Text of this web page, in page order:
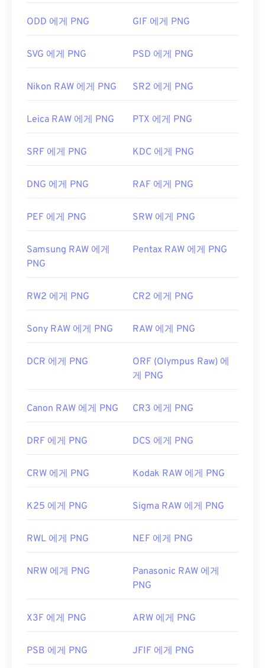
Photoshop을사용하기 전에 WebP 파일을 여는 플러
개발자: Google
WebP 압축에 대한 Google 개발자 문서
WebP 이미지에서 색상을 선택하려면색상 선택기를
일반적으로 PNG 파일은 운영 체제의 기본 이미지 뷰
어에서 열립니다. PNG 파일은 모든 웹 브라우저에서
있는 경우 PNG-JPG PNG-WebP또는PNG-BMP
GIMP 나 Adobe Photoshop 과 같은 대체 프로그램은
PNG 파일을 열고 편집하는 데 유용합니다. PNG 파일
에 추가할 때는 주의해야 합니다. PNG 파일의 흥미로
효과를 적용할 수 있다는 것입니다.
개발자: PNG 개발 그룹
최초 출시:
1996년 10월 1일
유용한 링크:
PNG에 대한 위키 문서
관련 PNG 도구:
세요
ODD 에게 PNG GIF 에게 PNG
SVG 에게 PNG PSD 에게 PNG
Nikon RAW 에게 PNG SR2 에게 PNG
Leica RAW 에게 PNG PTX 에게 PNG
SRF 에게 PNG KDC 에게 PNG
DNG 에게 PNG RAF 에게 PNG
PEF 에게 PNG SRW 에게 PNG
Samsung RAW 에게
PNG
Pentax RAW 에게 PNG
RW2 에게 PNG CR2 에게 PNG
Sony RAW 에게 PNG RAW 에게 PNG
DCR 에게 PNG
ORF (Olympus Raw) 에
게 PNG
Canon RAW 에게 PNG CR3 에게 PNG
DRF 에게 PNG DCS 에게 PNG
CRW 에게 PNG Kodak RAW 에게 PNG
K25 에게 PNG Sigma RAW 에게 PNG
RWL 에게 PNG NEF 에게 PNG
NRW 에게 PNG
Panasonic RAW 에게
PNG
X3F 에게 PNG ARW 에게 PNG
PSB 에게 PNG JFIF 에게 PNG